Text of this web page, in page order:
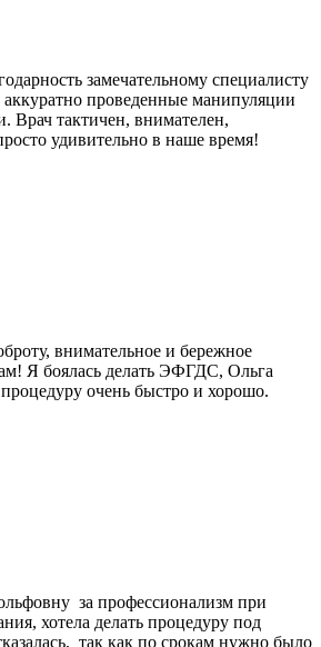
замечательному специалисту
аккуратно проведенные манипуляции
тактичен, внимателен,
удивительно в наше время!
внимательное и бережное
Я боялась делать ЭФГДС, Ольга
очень быстро и хорошо.
за профессионализм при
хотела делать процедуру под
так как по срокам нужно было